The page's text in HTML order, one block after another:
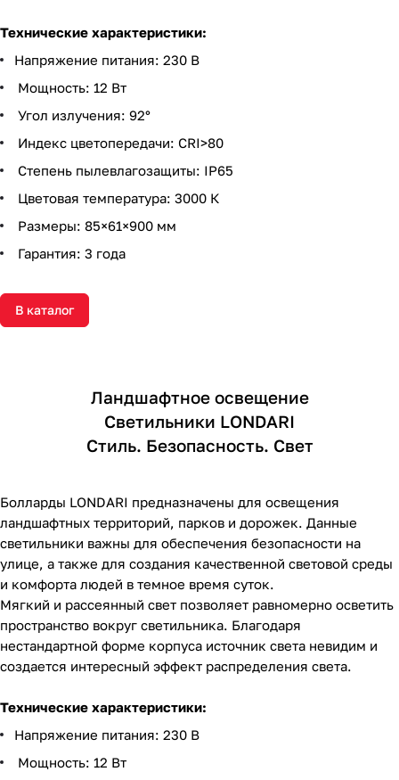
Технические характеристики:
Напряжение питания: 230 В
Мощность: 12 Вт
Угол излучения: 92°
Индекс цветопередачи: CRI>80
Степень пылевлагозащиты: IP65
Цветовая температура: 3000 К
Размеры: 85×61×900 мм
Гарантия: 3 года
В каталог
Ландшафтное освещение
Светильники LONDARI
Стиль. Безопасность. Свет
Болларды LONDARI предназначены для освещения
ландшафтных территорий, парков и дорожек. Данные
светильники важны для обеспечения безопасности на
улице, а также для создания качественной световой среды
и комфорта людей в темное время суток.
Мягкий и рассеянный свет позволяет равномерно осветить
пространство вокруг светильника. Благодаря
нестандартной форме корпуса источник света невидим и
создается интересный эффект распределения света.
Технические характеристики:
Напряжение питания: 230 В
Мощность: 12 Вт